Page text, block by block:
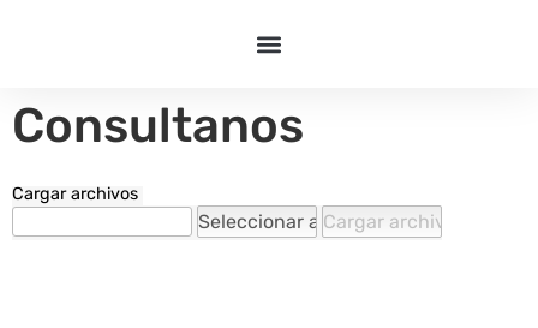
Consultanos
Cargar archivos